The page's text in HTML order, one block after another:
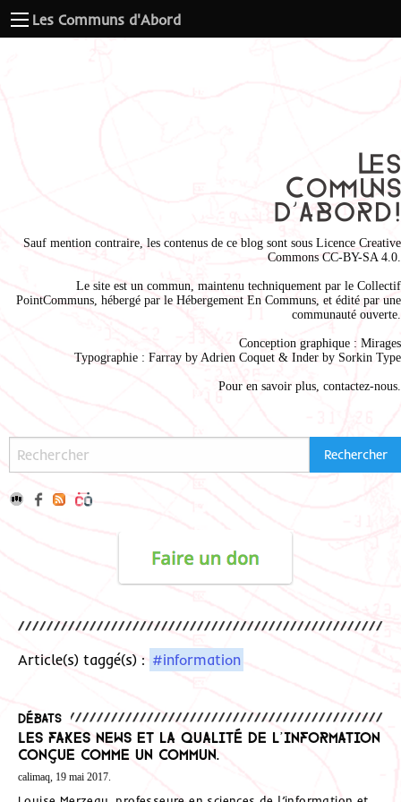
Les Communs d'Abord
Sauf mention contraire, les contenus de ce blog sont sous Licence Creative
Commons CC-BY-SA 4.0
Le site est un commun, maintenu techniquement par le Collectif
PointCommuns , hébergé par le Hébergement En Communs , et édité par une
communauté ouverte.
Conception graphique : Mirages
Typographie : Farray by Adrien Coquet & Inder by Sorkin Type
Pour en savoir plus, contactez-nous
Article(s) taggé(s) : #information
Débats
Les fakes news et la qualité de l’information
conçue comme un Commun.
calimaq, 19 mai 2017.